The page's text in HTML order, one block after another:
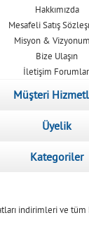
Hakkımızda
Mesafeli Satış
Misyon &
Bize Ulaşın
İletişim
Müşteri
Üyelik
Kategoriler
indirimleri ve tüm